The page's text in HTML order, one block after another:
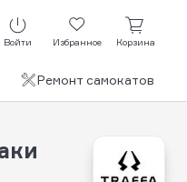
Войти Избранное Корзина
Ремонт самокатов